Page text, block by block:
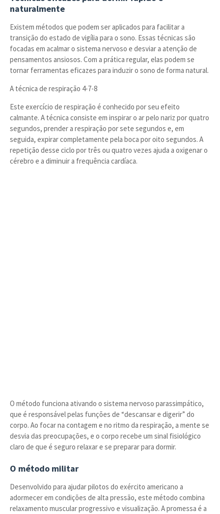
naturalmente
Existem métodos que podem ser aplicados para facilitar a
transição do estado de vigília para o sono. Essas técnicas são
focadas em acalmar o sistema nervoso e desviar a atenção de
pensamentos ansiosos. Com a prática regular, elas podem se
tornar ferramentas eficazes para induzir o sono de forma natural.
A técnica de respiração 4-7-8
Este exercício de respiração é conhecido por seu efeito
calmante. A técnica consiste em inspirar o ar pelo nariz por quatro
segundos, prender a respiração por sete segundos e, em
seguida, expirar completamente pela boca por oito segundos. A
repetição desse ciclo por três ou quatro vezes ajuda a oxigenar o
cérebro e a diminuir a frequência cardíaca.
O método funciona ativando o sistema nervoso parassimpático,
que é responsável pelas funções de “descansar e digerir” do
corpo. Ao focar na contagem e no ritmo da respiração, a mente se
desvia das preocupações, e o corpo recebe um sinal fisiológico
claro de que é seguro relaxar e se preparar para dormir.
O método militar
Desenvolvido para ajudar pilotos do exército americano a
adormecer em condições de alta pressão, este método combina
relaxamento muscular progressivo e visualização. A promessa é a